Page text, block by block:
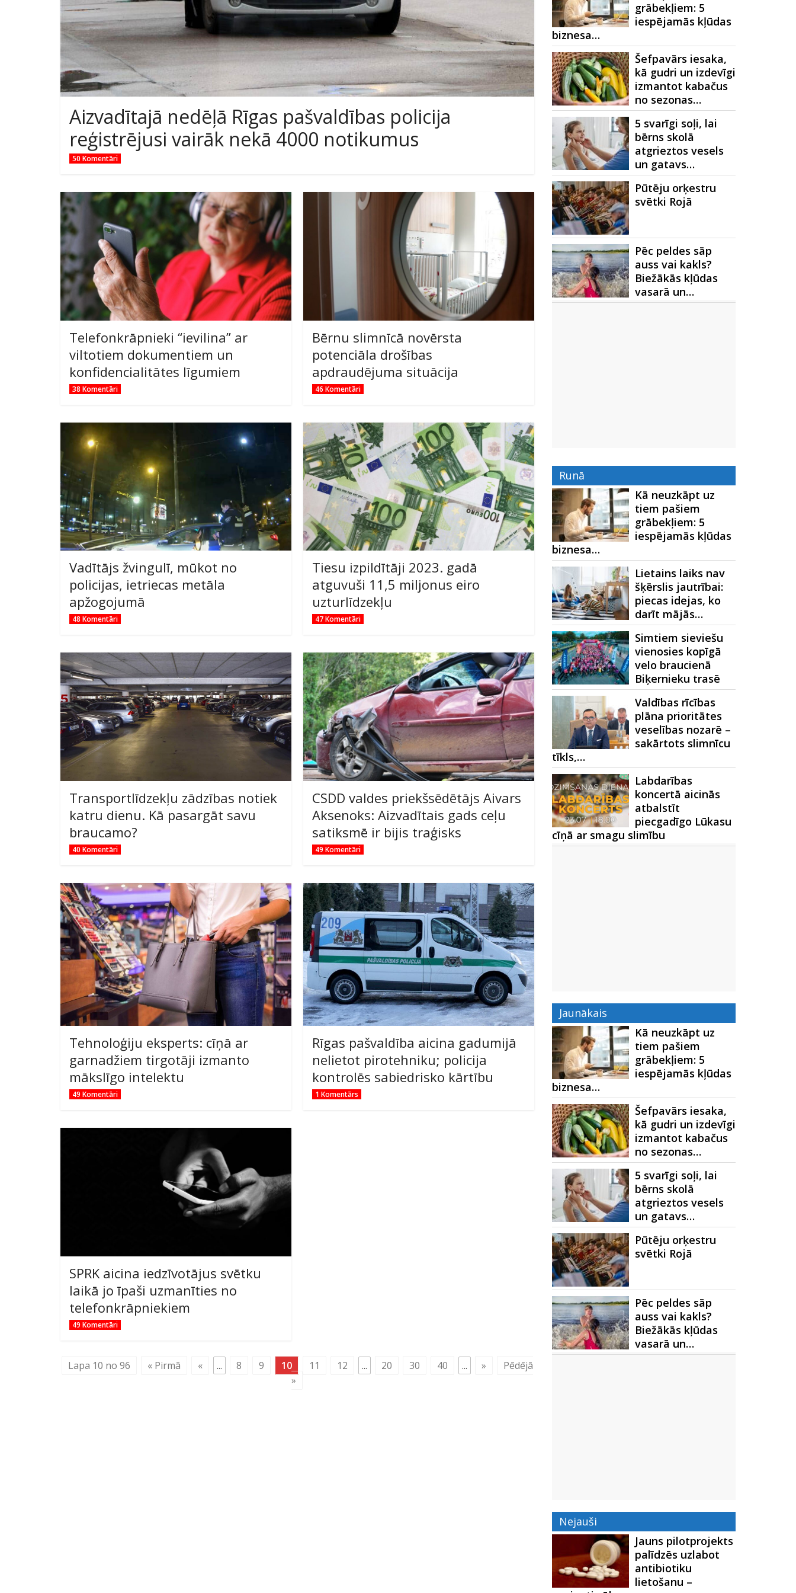
Aizvadītajā nedēļā Rīgas pašvaldības policija
reģistrējusi vairāk nekā 4000 notikumus
50 Komentāri
Telefonkrāpnieki “ievilina” ar
viltotiem dokumentiem un
konfidencialitātes līgumiem
38 Komentāri
Bērnu slimnīcā novērsta
potenciāla drošības
apdraudējuma situācija
46 Komentāri
Vadītājs žvingulī, mūkot no
policijas, ietriecas metāla
apžogojumā
48 Komentāri
Tiesu izpildītāji 2023. gadā
atguvuši 11,5 miljonus eiro
uzturlīdzekļu
47 Komentāri
Transportlīdzekļu zādzības notiek
katru dienu. Kā pasargāt savu
braucamo?
40 Komentāri
CSDD valdes priekšsēdētājs Aivars
Aksenoks: Aizvadītais gads ceļu
satiksmē ir bijis traģisks
49 Komentāri
Tehnoloģiju eksperts: cīņā ar
garnadžiem tirgotāji izmanto
mākslīgo intelektu
49 Komentāri
Rīgas pašvaldība aicina gadumijā
nelietot pirotehniku; policija
kontrolēs sabiedrisko kārtību
1 Komentārs
SPRK aicina iedzīvotājus svētku
laikā jo īpaši uzmanīties no
telefonkrāpniekiem
49 Komentāri
Lapa 10 no 96 « Pirmā « ... 8 9 10 11 12 ... 20 30 40 ... »
Pēdējā
»
grābekļiem: 5
iespējamās kļūdas
biznesa…
Šefpavārs iesaka,
kā gudri un izdevīgi
izmantot kabačus
no sezonas…
5 svarīgi soļi, lai
bērns skolā
atgrieztos vesels
un gatavs…
Pūtēju orķestru
svētki Rojā
Pēc peldes sāp
auss vai kakls?
Biežākās kļūdas
vasarā un…
Runā
Kā neuzkāpt uz
tiem pašiem
grābekļiem: 5
iespējamās kļūdas
biznesa…
Lietains laiks nav
šķērslis jautrībai:
piecas idejas, ko
darīt mājās…
Simtiem sieviešu
vienosies kopīgā
velo braucienā
Biķernieku trasē
Valdības rīcības
plāna prioritātes
veselības nozarē –
sakārtots slimnīcu
tīkls,…
Labdarības
koncertā aicinās
atbalstīt
piecgadīgo Lūkasu
cīņā ar smagu slimību
Jaunākais
Kā neuzkāpt uz
tiem pašiem
grābekļiem: 5
iespējamās kļūdas
biznesa…
Šefpavārs iesaka,
kā gudri un izdevīgi
izmantot kabačus
no sezonas…
5 svarīgi soļi, lai
bērns skolā
atgrieztos vesels
un gatavs…
Pūtēju orķestru
svētki Rojā
Pēc peldes sāp
auss vai kakls?
Biežākās kļūdas
vasarā un…
Nejauši
Jauns pilotprojekts
palīdzēs uzlabot
antibiotiku
lietošanu –